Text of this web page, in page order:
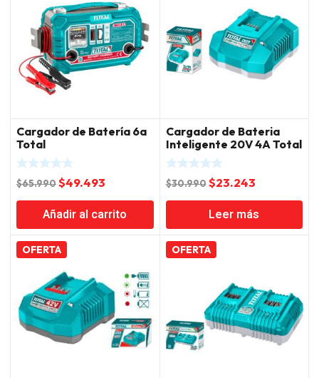
Cargador de Batería 6a
Total
$65.990El
precio
original
era:
$65.990.
$49.493
precio
actual
es:
Añadir al carrito
Cargador de Bateria
Inteligente 20V 4A Total
$30.990 El
precio
original
era:
$30.990.
$23.243El
precio
actual
es:
Leer más
OFERTA OFERTA